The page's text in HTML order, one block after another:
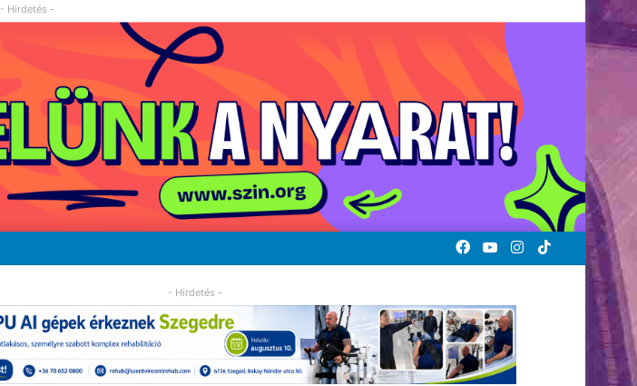
- Hirdetés -
TikTok
Instagram
YouTube
Facebook
- Hirdetés -